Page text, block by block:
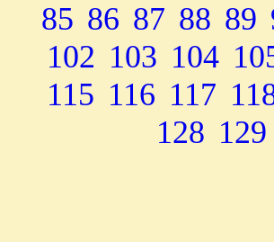
85 86 87 88 89
102 103 104
115 116 117
128 129